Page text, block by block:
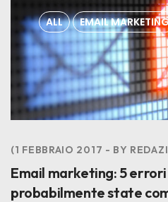
ALL EMAIL
1 FEBBRAIO 2017 BY
Email marketing: 5
probabilmente state